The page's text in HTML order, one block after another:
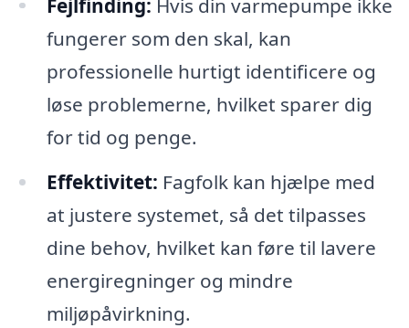
fungerer som den skal, kan
professionelle hurtigt identificere og
løse problemerne, hvilket sparer dig
for tid og penge.
Effektivitet: Fagfolk kan hjælpe med
at justere systemet, så det tilpasses
dine behov, hvilket kan føre til lavere
energiregninger og mindre
miljøpåvirkning.